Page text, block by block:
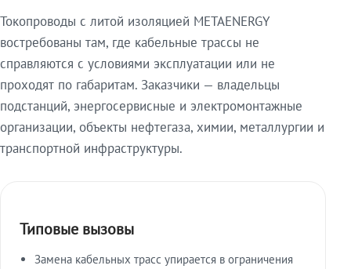
Токопроводы с литой изоляцией METAENERGY
востребованы там, где кабельные трассы не
справляются с условиями эксплуатации или не
проходят по габаритам. Заказчики — владельцы
подстанций, энергосервисные и электромонтажные
организации, объекты нефтегаза, химии, металлургии и
транспортной инфраструктуры.
Типовые вызовы
Замена кабельных трасс упирается в ограничения